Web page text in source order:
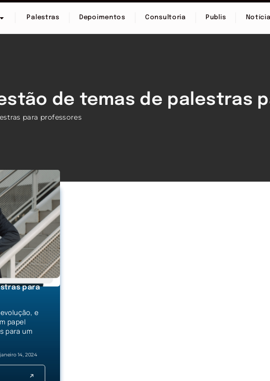
Palestras Depoimentos Consultoria Publis
de temas de palestras
para professores
para
e
papel
para um
janeiro 14, 2024